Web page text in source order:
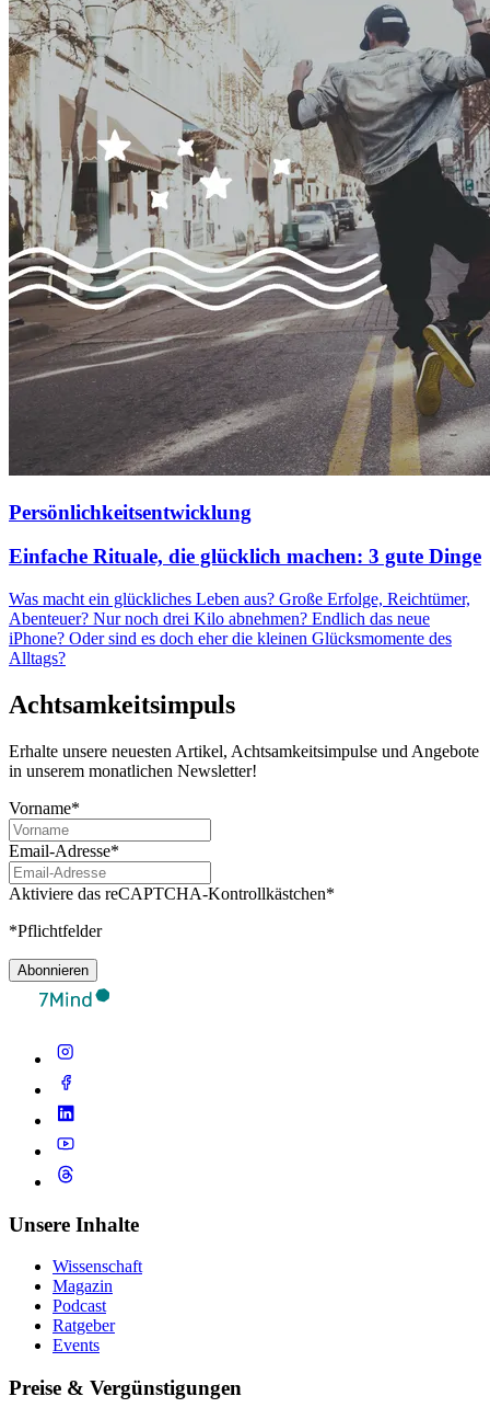
Persönlichkeitsentwicklung
Einfache Rituale, die glücklich machen: 3 gute Dinge
Was macht ein glückliches Leben aus? Große Erfolge, Reichtümer,
Abenteuer? Nur noch drei Kilo abnehmen? Endlich das neue
iPhone? Oder sind es doch eher die kleinen Glücksmomente des
Alltags?
Achtsamkeitsimpuls
Erhalte unsere neuesten Artikel, Achtsamkeitsimpulse und Angebote
in unserem monatlichen Newsletter!
Vorname*
Email-Adresse*
Aktiviere das reCAPTCHA-Kontrollkästchen*
*Pflichtfelder
Abonnieren
Unsere Inhalte
Wissenschaft
Magazin
Podcast
Ratgeber
Events
Preise & Vergünstigungen